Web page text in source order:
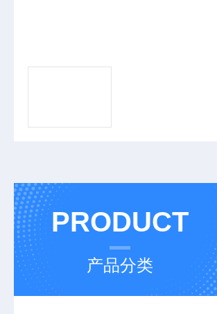
PRODUCT
产品分类